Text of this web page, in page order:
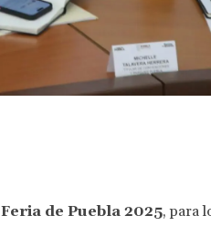
Feria de Puebla 2025, para